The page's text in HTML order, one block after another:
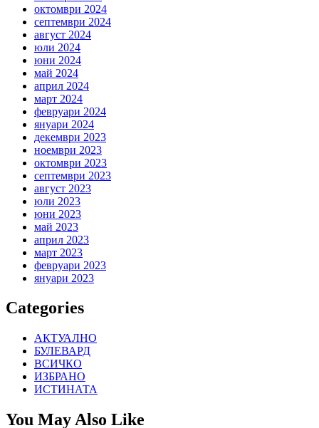
октомври 2024
септември 2024
август 2024
юли 2024
юни 2024
май 2024
април 2024
март 2024
февруари 2024
януари 2024
декември 2023
ноември 2023
октомври 2023
септември 2023
август 2023
юли 2023
юни 2023
май 2023
април 2023
март 2023
февруари 2023
януари 2023
Categories
АКТУАЛНО
БУЛЕВАРД
ВСИЧКО
ИЗБРАНО
ИСТИНАТА
You May Also Like